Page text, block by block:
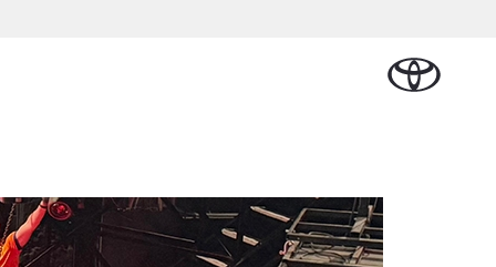
Werkplaatsafspraak
maken